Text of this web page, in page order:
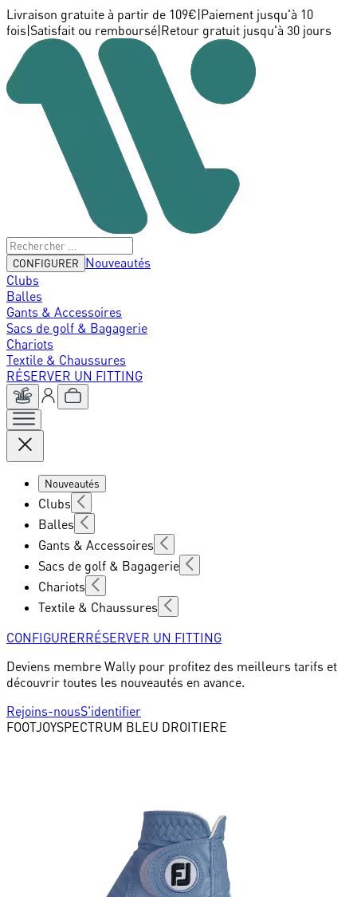
Livraison gratuite à partir de 109€ Paiement jusqu'à 10
fois Satisfait ou remboursé Retour gratuit jusqu'à 30 jours
CONFIGURER
Nouveautés
Clubs
Balles
Gants & Accessoires
Sacs de golf & Bagagerie
Chariots
Textile & Chaussures
RÉSERVER UN FITTING
Nouveautés
Clubs
Balles
Gants & Accessoires
Sacs de golf & Bagagerie
Chariots
Textile & Chaussures
CONFIGURERRÉSERVER UN FITTING
Deviens membre Wally pour profitez des meilleurs tarifs et
découvrir toutes les nouveautés en avance.
Rejoins-nousS'identifier
FOOTJOYSPECTRUM BLEU DROITIERE